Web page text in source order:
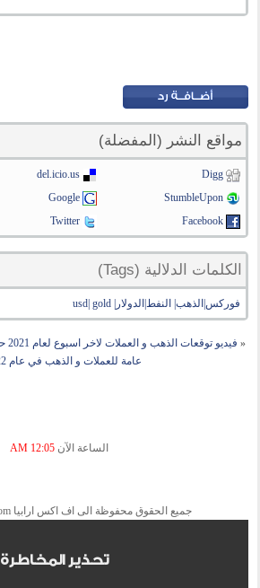
مواقع النشر (المفضلة)
Digg
del.icio.us
StumbleUpon
Google
Facebook
Twitter
الكلمات الدلالية (Tags)
فوركس|الذهب| النفط|الدولار| usd| gold
« فيديو توقعات الذهب و العملات لاخر اسبوع لعام 2021 حتى 31 ديسمبر 2021
عامة للعملات و الذهب في عام 2022
الساعة الآن 12:05 AM
جميع الحقوق محفوظة الى اف اكس ارابيا www.fx-arabia.com
تحذير المخاطرة